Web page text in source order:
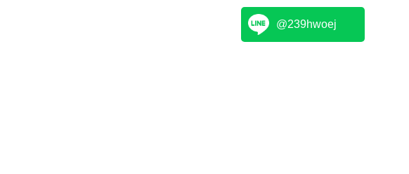
@239hwoej